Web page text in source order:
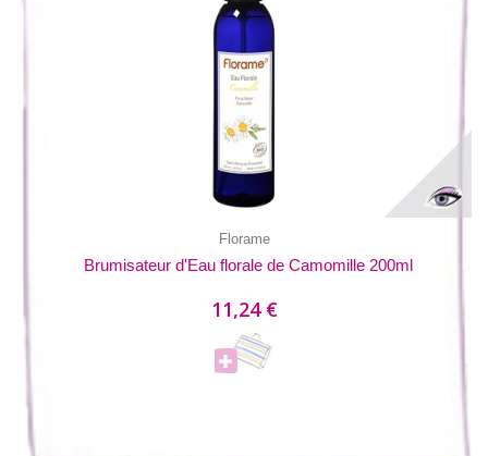
Florame
Brumisateur d'Eau florale de Camomille 200ml
11,24 €